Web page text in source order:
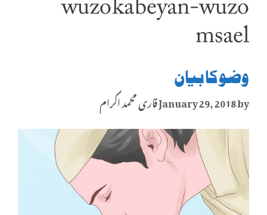
msael
وضو کا بیان
January 29, 2018by قاری محمد اکرام